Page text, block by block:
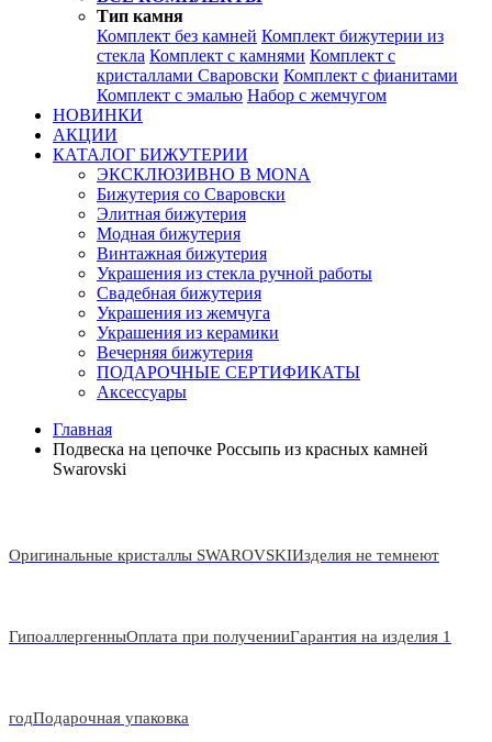
Тип камня
Комплект без камней Комплект бижутерии из
стекла Комплект с камнями Комплект с
кристаллами Сваровски Комплект с фианитами
Комплект с эмалью Набор с жемчугом
НОВИНКИ
АКЦИИ
КАТАЛОГ БИЖУТЕРИИ
ЭКСКЛЮЗИВНО В MONA
Бижутерия со Сваровски
Элитная бижутерия
Модная бижутерия
Винтажная бижутерия
Украшения из стекла ручной работы
Свадебная бижутерия
Украшения из жемчуга
Украшения из керамики
Вечерняя бижутерия
ПОДАРОЧНЫЕ СЕРТИФИКАТЫ
Аксессуары
Главная
Подвеска на цепочке Россыпь из красных камней
Swarovski
Оригинальные кристаллы SWAROVSKIИзделия не темнеют
ГипоаллергенныОплата при полученииГарантия на изделия 1
годПодарочная упаковка